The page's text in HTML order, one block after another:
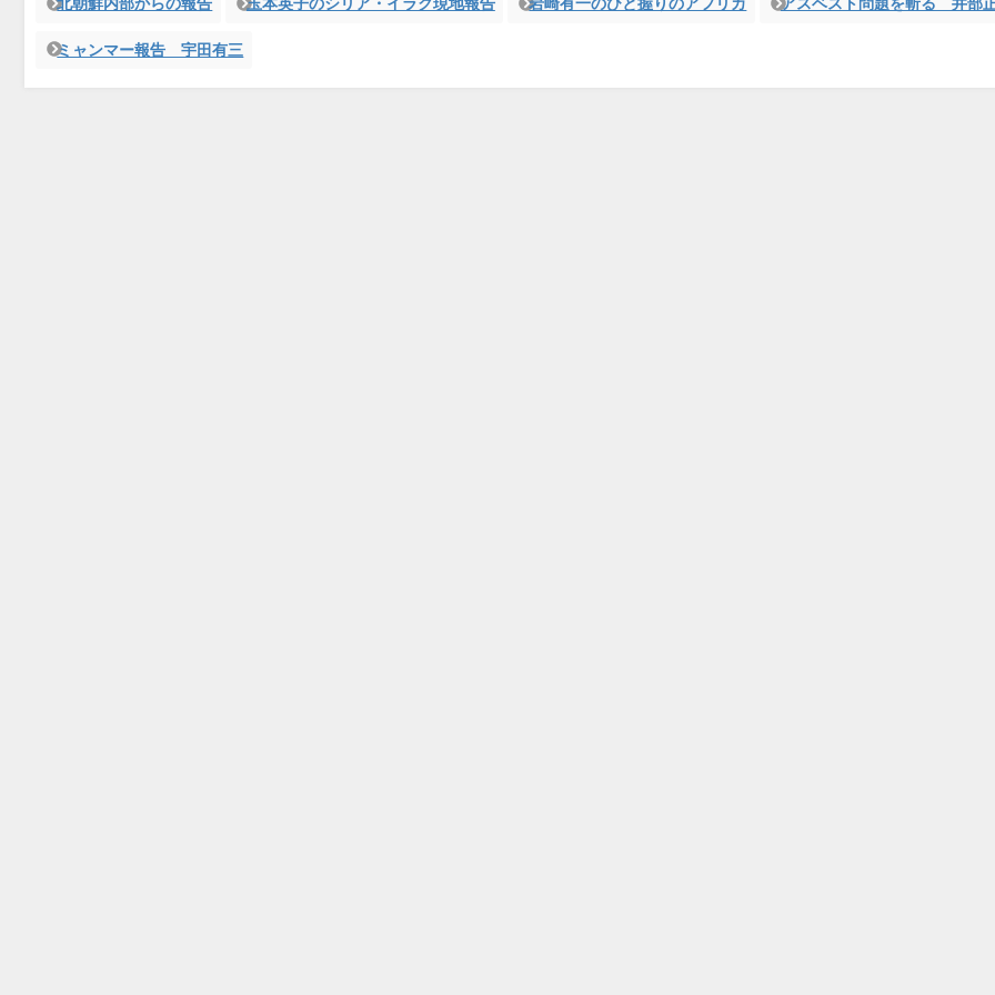
北朝鮮内部からの報告 玉本英子のシリア・イラク現地報告 岩崎有一のひと握りのアフリカ アスベスト問題を斬る 井部
ミャンマー報告 宇田有三